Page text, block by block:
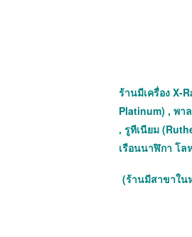
ร้านมีเครื่อง X-
Platinum) , พา
, รูทีเนียม
เรือนนาฬิกา โล
(ร้านมีสาขาใน